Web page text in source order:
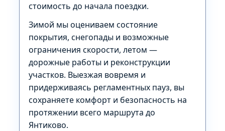
стоимость до начала поездки.
Зимой мы оцениваем состояние
покрытия, снегопады и возможные
ограничения скорости, летом —
дорожные работы и реконструкции
участков. Выезжая вовремя и
придерживаясь регламентных пауз, вы
сохраняете комфорт и безопасность на
протяжении всего маршрута до
Янтиково.